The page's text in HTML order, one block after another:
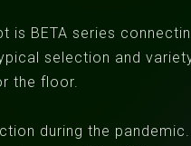
is BETA series
selection and
the floor.
during the pandemic.